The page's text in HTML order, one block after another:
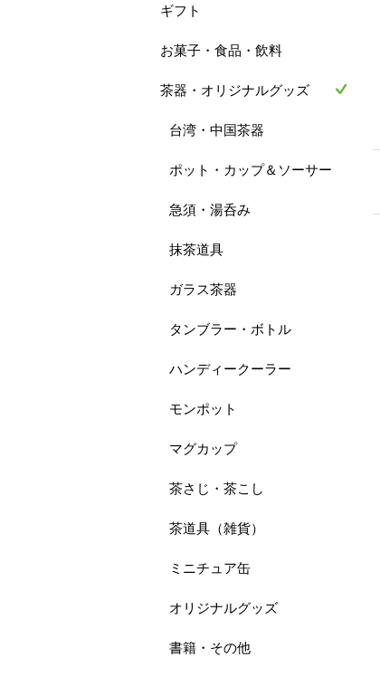
ギフト
お菓子・食品・飲料
茶器・オリジナルグッズ
台湾・中国茶器
ポット・カップ＆ソーサー
急須・湯呑み
抹茶道具
ガラス茶器
タンブラー・ボトル
ハンディークーラー
モンポット
マグカップ
茶さじ・茶こし
茶道具（雑貨）
ミニチュア缶
オリジナルグッズ
書籍・その他